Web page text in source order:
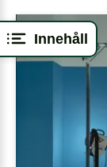
Innehåll